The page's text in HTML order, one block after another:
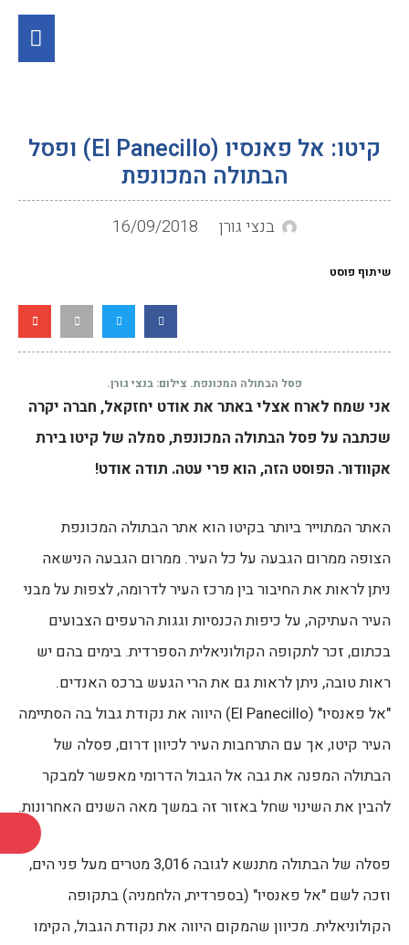
קיטו: אל פאנסיו (El Panecillo) ופסל
הבתולה המכונפת
בנצי גורן 16/09/2018
שיתוף פוסט
פסל הבתולה המכונפת. צילום: בנצי גורן.
אני שמח לארח אצלי באתר את אודט יחזקאל, חברה יקרה
שכתבה על פסל הבתולה המכונפת, סמלה של קיטו בירת
אקוודור. הפוסט הזה, הוא פרי עטה. תודה אודט!
האתר המתוייר ביותר בקיטו הוא אתר הבתולה המכונפת
הצופה ממרום הגבעה על כל העיר. ממרום הגבעה הנישאה
ניתן לראות את החיבור בין מרכז העיר לדרומה, לצפות על מבני
העיר העתיקה, על כיפות הכנסיות וגגות הרעפים הצבועים
בכתום, זכר לתקופה הקולוניאלית הספרדית. בימים בהם יש
ראות טובה, ניתן לראות גם את הרי הגעש ברכס האנדים.
"אל פאנסיו" (El Panecillo) היווה את נקודת גבול בה הסתיימה
העיר קיטו, אך עם התרחבות העיר לכיוון דרום, פסלה של
הבתולה המפנה את גבה אל הגבול הדרומי מאפשר למבקר
להבין את השינוי שחל באזור זה במשך מאה השנים האחרונות.
פסלה של הבתולה מתנשא לגובה 3,016 מטרים מעל פני הים,
וזכה לשם "אל פאנסיו" (בספרדית, הלחמניה) בתקופה
הקולוניאלית. מכיוון שהמקום היווה את נקודת הגבול, הקימו